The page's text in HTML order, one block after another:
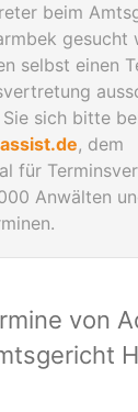
beim
gesucht
selbst einen
sich bitte
, dem
für
Anwälten
von